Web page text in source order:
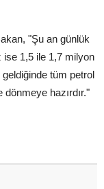
"Şu an günlük
ise 1,5 ile 1,7 milyon
tüm petrol
hazırdır."